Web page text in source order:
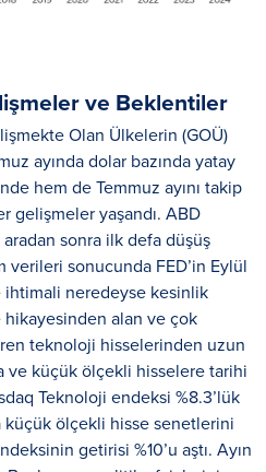
ve Beklentiler
Olan Ülkelerin (GOÜ)
ayında dolar bazında yatay
hem de Temmuz ayını takip
gelişmeler yaşandı. ABD
sonra ilk defa düşüş
verileri sonucunda FED’in Eylül
neredeyse kesinlik
alan ve çok
teknoloji hisselerinden uzun
ve küçük ölçekli hisselere tarihi
Teknoloji endeksi %8.3’lük
ölçekli hisse senetlerini
getirisi %10’u aştı. Ayın